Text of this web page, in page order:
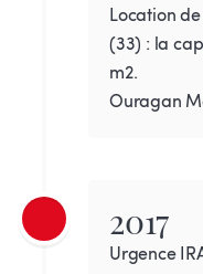
Location
(33) : la
m2.
Ouragan
2017
Urgence